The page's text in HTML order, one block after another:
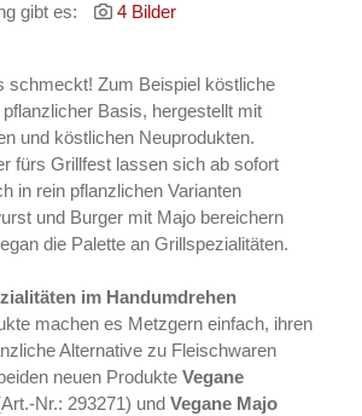
gibt es: 4 Bilder
schmeckt! Zum Beispiel köstliche
Basis, hergestellt mit
und köstlichen Neuprodukten.
fürs Grillfest lassen sich ab sofort
in rein pflanzlichen Varianten
und Burger mit Majo bereichern
die Palette an Grillspezialitäten.
im Handumdrehen
machen es Metzgern einfach, ihren
Alternative zu Fleischwaren
neuen Produkte Vegane
Nr.: 293271) und Vegane Majo